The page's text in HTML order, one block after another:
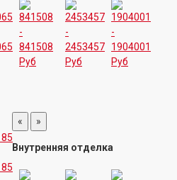
« »
Внутренняя отделка